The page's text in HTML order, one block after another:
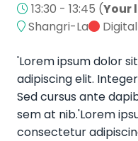
13:30 - 13:45 (Your
Shangri-La
Digital
'Lorem ipsum dolor
adipiscing elit.
Sed cursus ante
sem at nib.'Lorem
consectetur